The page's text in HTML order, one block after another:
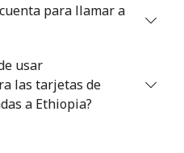
⁦$5⁩
para llamar a
usar
las tarjetas de
a Ethiopia?